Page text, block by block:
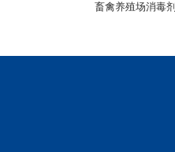
畜禽养殖场消毒剂